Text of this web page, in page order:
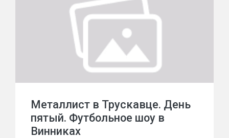
Металлист в Трускавце. День
пятый. Футбольное шоу в
Винниках